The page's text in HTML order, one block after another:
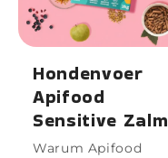
Hondenvoer
Apifood
Sensitive Zalm
Warum Apifood